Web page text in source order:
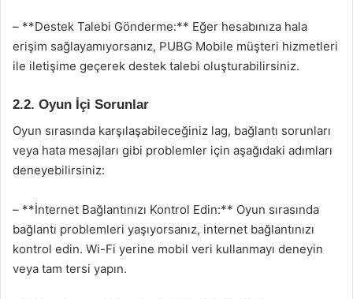
– **Destek Talebi Gönderme:** Eğer hesabınıza hala
erişim sağlayamıyorsanız, PUBG Mobile müşteri hizmetleri
ile iletişime geçerek destek talebi oluşturabilirsiniz.
2.2. Oyun İçi Sorunlar
Oyun sırasında karşılaşabileceğiniz lag, bağlantı sorunları
veya hata mesajları gibi problemler için aşağıdaki adımları
deneyebilirsiniz:
– **İnternet Bağlantınızı Kontrol Edin:** Oyun sırasında
bağlantı problemleri yaşıyorsanız, internet bağlantınızı
kontrol edin. Wi-Fi yerine mobil veri kullanmayı deneyin
veya tam tersi yapın.